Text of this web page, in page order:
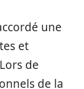
une
et
de
de la